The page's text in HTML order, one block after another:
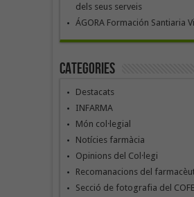
dels seus serveis
ÁGORA Formación Santiaria
Categories
Destacats
INFARMA
Món col·legial
Notícies farmàcia
Opinions del Col·legi
Recomanacions del
Secció de fotografia del